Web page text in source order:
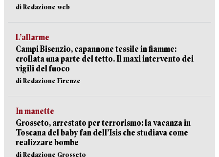
di Redazione web
L’allarme
Campi Bisenzio, capannone tessile in fiamme:
crollata una parte del tetto. Il maxi intervento dei
vigili del fuoco
di Redazione Firenze
In manette
Grosseto, arrestato per terrorismo: la vacanza in
Toscana del baby fan dell’Isis che studiava come
realizzare bombe
di Redazione Grosseto